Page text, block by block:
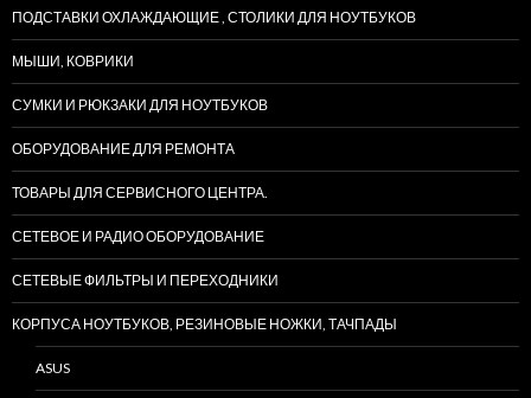
ПОДСТАВКИ ОХЛАЖДАЮЩИЕ , СТОЛИКИ ДЛЯ НОУТБУКОВ
МЫШИ, КОВРИКИ
СУМКИ И РЮКЗАКИ ДЛЯ НОУТБУКОВ
ОБОРУДОВАНИЕ ДЛЯ РЕМОНТА
ТОВАРЫ ДЛЯ СЕРВИСНОГО ЦЕНТРА.
СЕТЕВОЕ И РАДИО ОБОРУДОВАНИЕ
СЕТЕВЫЕ ФИЛЬТРЫ И ПЕРЕХОДНИКИ
КОРПУСА НОУТБУКОВ, РЕЗИНОВЫЕ НОЖКИ, ТАЧПАДЫ
ASUS